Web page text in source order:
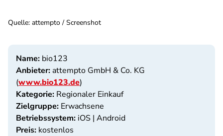
Quelle: attempto / Screenshot
Name: bio123
Anbieter:attempto GmbH & Co. KG
(www.bio123.de)
Kategorie: Regionaler Einkauf
Zielgruppe: Erwachsene
Betriebssystem: iOS | Android
Preis: kostenlos